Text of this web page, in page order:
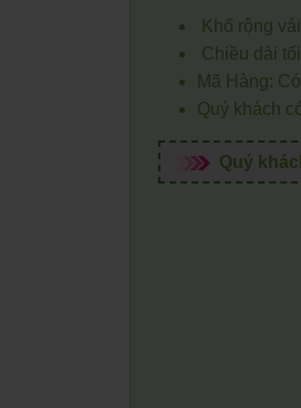
Khổ rộng
Chiều dài
Mã Hàng:
Quý khách
Quý